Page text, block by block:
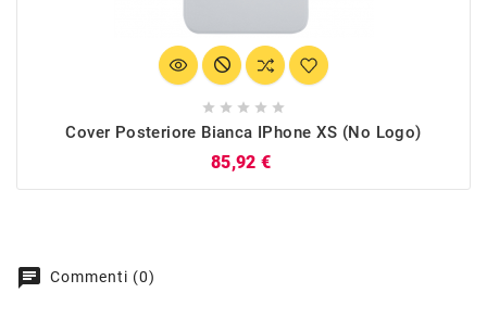
    
Cover Posteriore Bianca IPhone XS (no Logo)
85,92 €
chat Commenti (0)